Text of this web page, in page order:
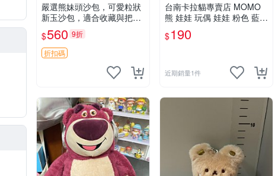
嚴選熊妹頭沙包，可愛粒狀
新玉沙包，適合收藏與把玩
熊妹 沙包 玉石
$560 9折
折扣碼
台南卡拉貓專賣店 MOMO
熊 娃娃 玩偶 娃娃 粉色 藍色
2色分售
$190
近期銷量1件